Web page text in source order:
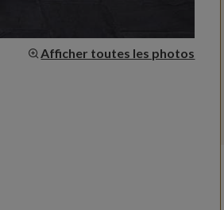
Afficher toutes les photos